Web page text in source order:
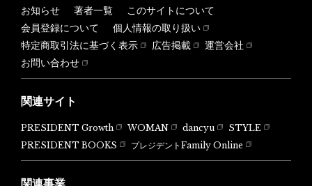
お知らせ 著者一覧
このサイトについて
会員登録について
個人情報の取り扱い
特定商取引法に基づく表示
広告掲載
運営会社
お問い合わせ
関連サイト
PRESIDENT Growth WOMAN dancyu
STYLE
PRESIDENT BOOKS
プレジデントFamily Online
関連事業